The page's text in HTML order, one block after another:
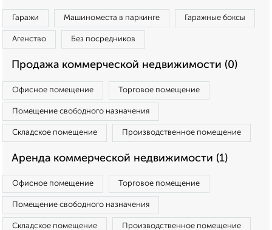
Гаражи Машиноместа в паркинге Гаражные боксы
Агенство Без посредников
Продажа коммерческой недвижимости (0)
Офисное помещение Торговое помещение
Помещение свободного назначения
Складское помещение Производственное помещение
Аренда коммерческой недвижимости (1)
Офисное помещение Торговое помещение
Помещение свободного назначения
Складское помещение Производственное помещение